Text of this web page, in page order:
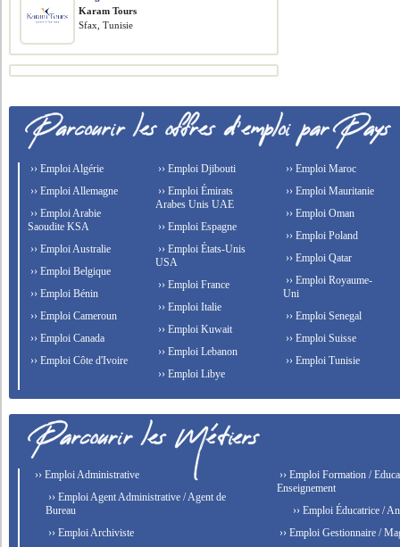
Karam Tours
Sfax, Tunisie
›› Emploi Algérie
›› Emploi Allemagne
›› Emploi Arabie
Saoudite KSA
›› Emploi Australie
›› Emploi Belgique
›› Emploi Bénin
›› Emploi Cameroun
›› Emploi Canada
›› Emploi Côte d'Ivoire
›› Emploi Djibouti
›› Emploi Émirats
Arabes Unis UAE
›› Emploi Espagne
›› Emploi États-Unis
USA
›› Emploi France
›› Emploi Italie
›› Emploi Kuwait
›› Emploi Lebanon
›› Emploi Libye
›› Emploi Maroc
›› Emploi Mauritanie
›› Emploi Oman
›› Emploi Poland
›› Emploi Qatar
›› Emploi Royaume-
Uni
›› Emploi Senegal
›› Emploi Suisse
›› Emploi Tunisie
›› Emploi Administrative
›› Emploi Agent Administrative / Agent de
Bureau
›› Emploi Archiviste
›› Emploi Formation /
Enseignement
›› Emploi Éducatrice /
›› Emploi Gestionnaire /